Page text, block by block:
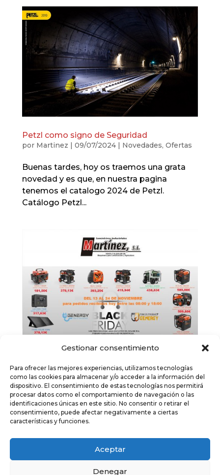
Gestionar consentimiento
Para ofrecer las mejores experiencias, utilizamos tecnologías
como las cookies para almacenar y/o acceder a la información del
dispositivo. El consentimiento de estas tecnologías nos permitirá
procesar datos como el comportamiento de navegación o las
identificaciones únicas en este sitio. No consentir o retirar el
consentimiento, puede afectar negativamente a ciertas
características y funciones.
Aceptar
Denegar
Petzl como signo de Seguridad
por Martinez | 09/07/2024| Novedades, Ofertas
Buenas tardes, hoy os traemos una grata
novedad y es que, en nuestra pagina
tenemos el catalogo 2024 de Petzl.
Catálogo Petzl...
Black Friday en Suministros Martinez
porMartinez| 24/11/2023|Novedades,Ofertas
¡Black Friday en Suministros Martinez!,
artículos fantásticos al mejor precio,
¡UNIDADES LIMITADAS!
« Entradas más antiguas
Utilizamos cookies para darte la mejor experiencia en nuestra
web.
Las cookies de este sitio web se usan para personalizar el
analizar el tráfico. Además, compartimos información sobre el
uso que haga del sitio web con nuestros partners de redes
sociales, publicidad y análisis web, quienes pueden combinarla